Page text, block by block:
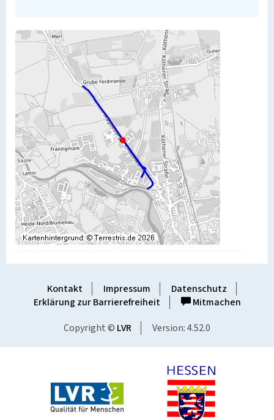
Kontakt Impressum
Datenschutz
Erklärung zur Barrierefreiheit
Mitmachen
Copyright © LVR Version: 4.52.0